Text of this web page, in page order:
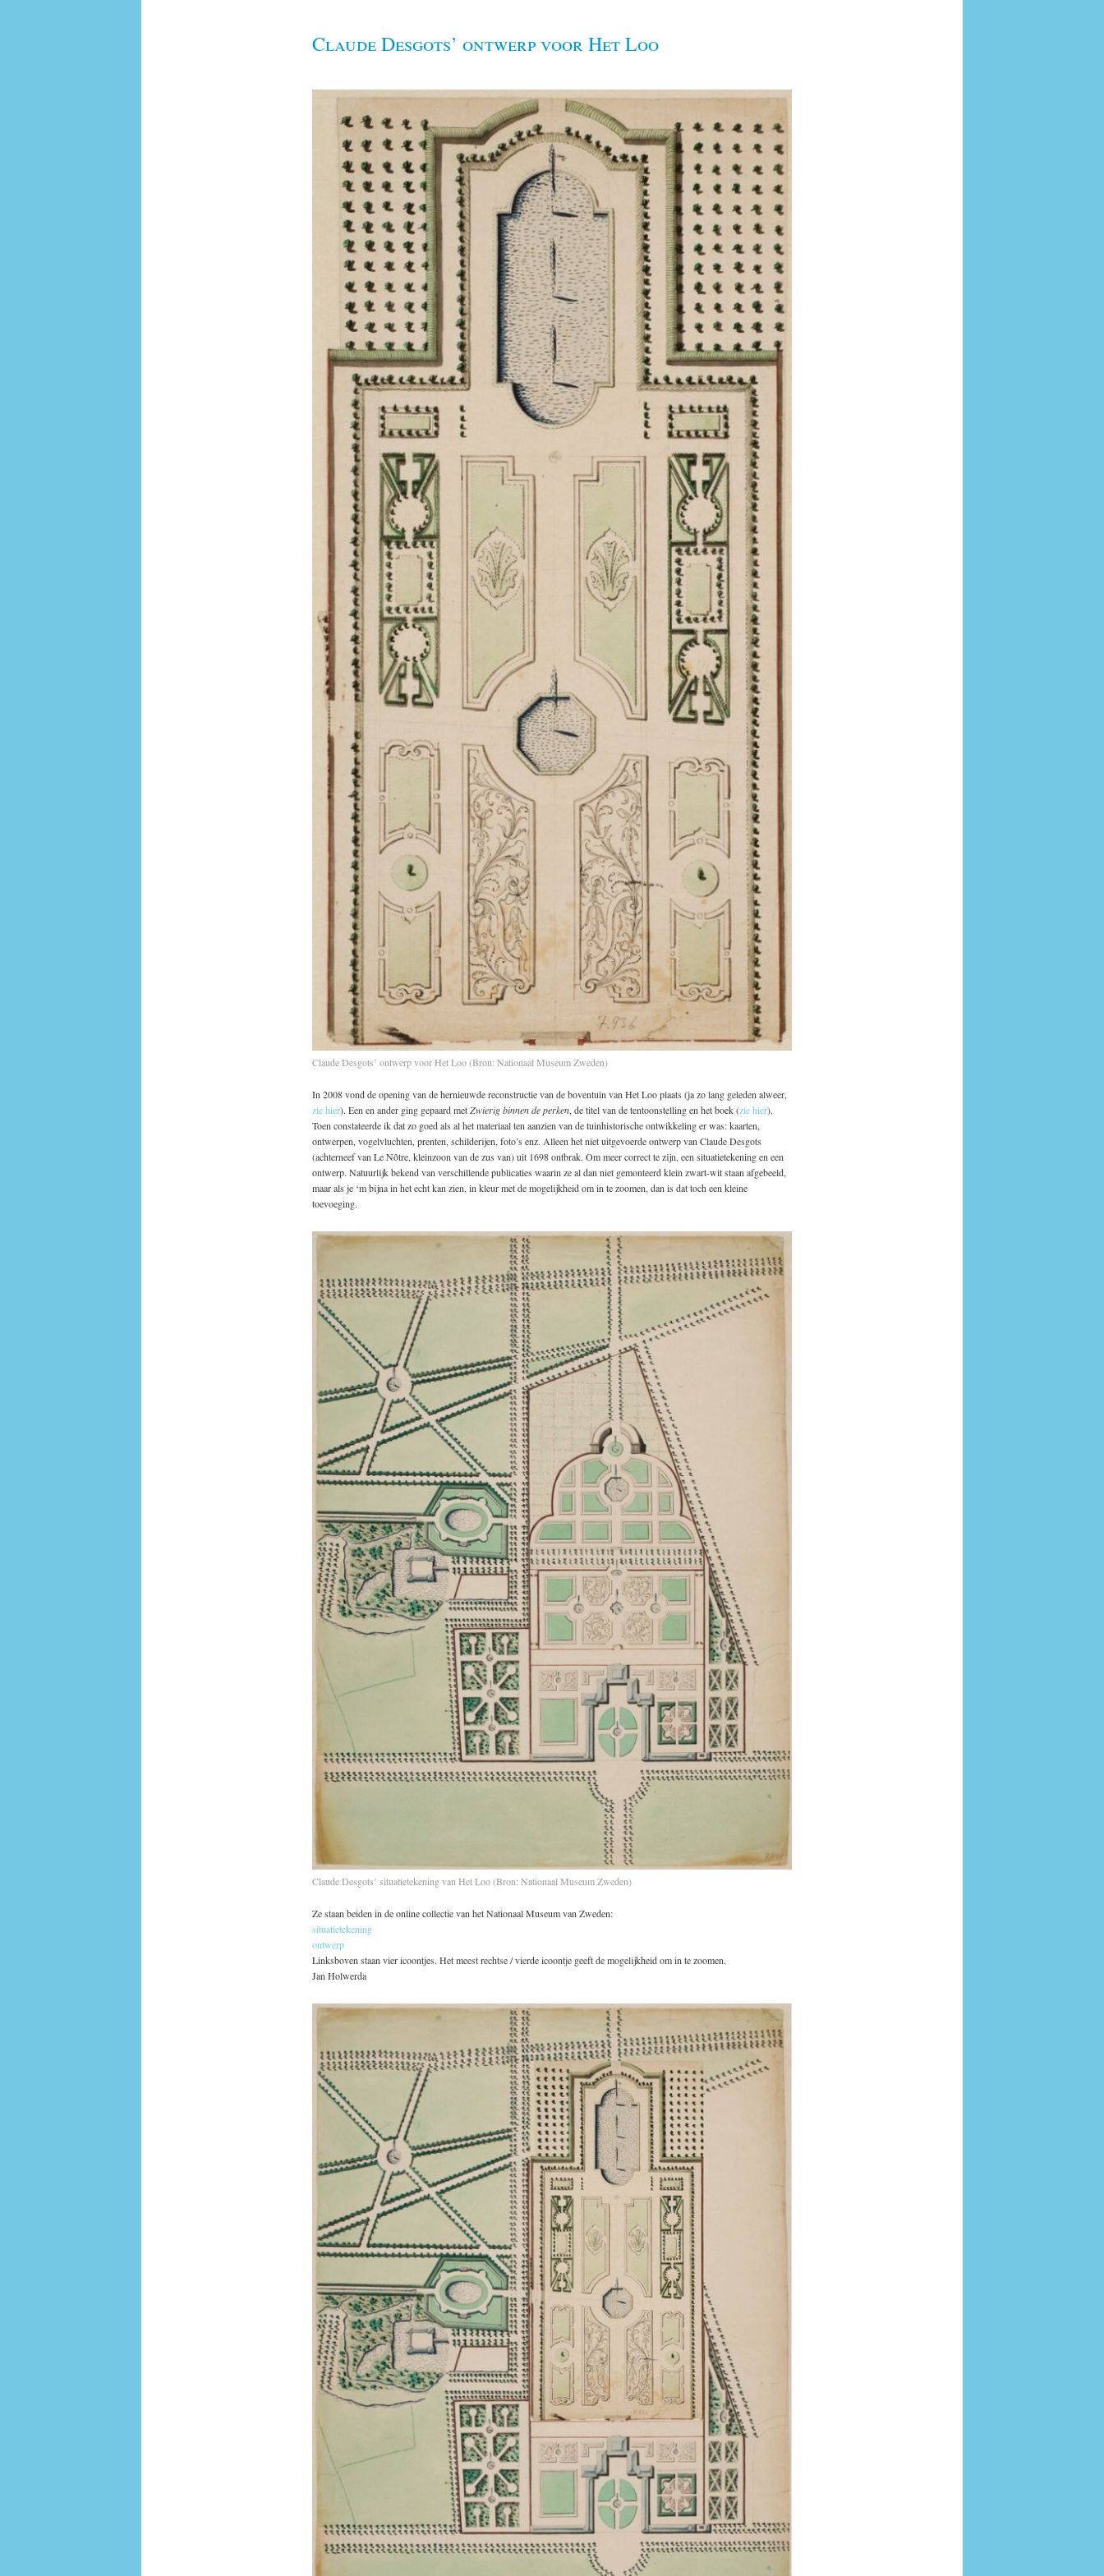
Claude Desgots’ ontwerp voor Het Loo
Claude Desgots’ ontwerp voor Het Loo (Bron: Nationaal Museum Zweden)
In 2008 vond de opening van de hernieuwde reconstructie van de boventuin van Het Loo plaats (ja zo lang geleden alweer,
zie hier). Een en ander ging gepaard met Zwierig binnen de perken, de titel van de tentoonstelling en het boek (zie hier).
Toen constateerde ik dat zo goed als al het materiaal ten aanzien van de tuinhistorische ontwikkeling er was: kaarten,
ontwerpen, vogelvluchten, prenten, schilderijen, foto’s enz. Alleen het niet uitgevoerde ontwerp van Claude Desgots
(achterneef van Le Nôtre, kleinzoon van de zus van) uit 1698 ontbrak. Om meer correct te zijn, een situatietekening en een
ontwerp. Natuurlijk bekend van verschillende publicaties waarin ze al dan niet gemonteerd klein zwart-wit staan afgebeeld,
maar als je ‘m bijna in het echt kan zien, in kleur met de mogelijkheid om in te zoomen, dan is dat toch een kleine
toevoeging.
Claude Desgots’ situatietekening van Het Loo (Bron: Nationaal Museum Zweden)
Ze staan beiden in de online collectie van het Nationaal Museum van Zweden:
situatietekening
ontwerp
Linksboven staan vier icoontjes. Het meest rechtse / vierde icoontje geeft de mogelijkheid om in te zoomen.
Jan Holwerda